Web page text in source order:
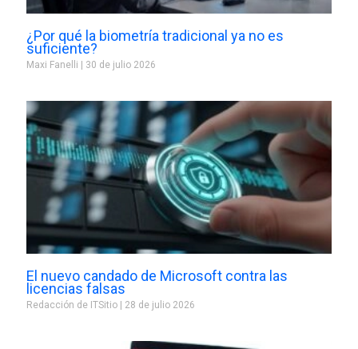
¿Por qué la biometría tradicional ya no es
suficiente?
Maxi Fanelli 30 de julio 2026
El nuevo candado de Microsoft contra las
licencias falsas
Redacción de ITSitio 28 de julio 2026